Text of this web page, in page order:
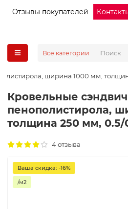
Отзывы покупателей
Все категории
ширина 1000 мм,
Кровельные
пенополистирола,
толщина 250 мм, 0.5/
4 отзыва
Ваша скидка: -16%
/м2